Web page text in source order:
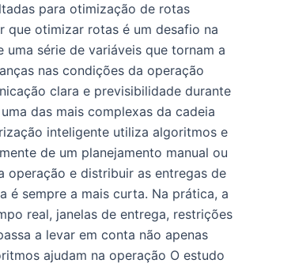
para otimização de rotas
que otimizar rotas é um desafio na
série de variáveis que tornam a
nas condições da operação
clara e previsibilidade durante
das mais complexas da cadeia
inteligente utiliza algoritmos e
de um planejamento manual ou
operação e distribuir as entregas de
é sempre a mais curta. Na prática, a
real, janelas de entrega, restrições
a levar em conta não apenas
ajudam na operação O estudo